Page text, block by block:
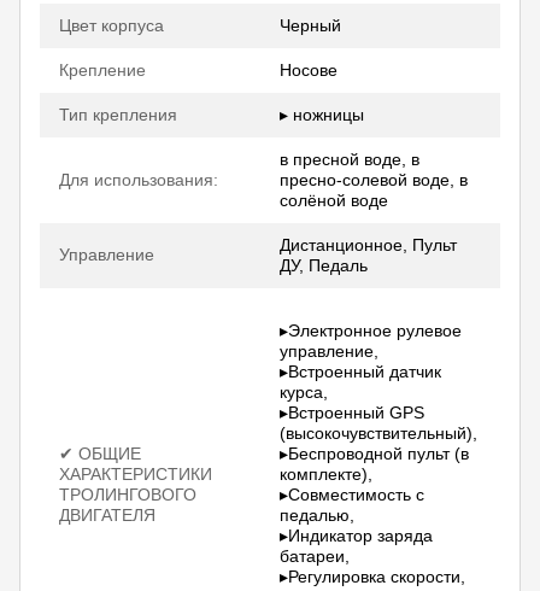
Цвет корпуса Черный
Крепление Носове
Тип крепления ▸ ножницы
Для использования:
в пресной воде, в
пресно-солевой воде, в
солёной воде
Управление
Дистанционное, Пульт
ДУ, Педаль
✔ ОБЩИЕ
ХАРАКТЕРИСТИКИ
ТРОЛИНГОВОГО
ДВИГАТЕЛЯ
▸Электронное рулевое
управление,
▸Встроенный датчик
курса,
▸Встроенный GPS
(высокочувствительный),
▸Беспроводной пульт (в
комплекте),
▸Совместимость с
педалью,
▸Индикатор заряда
батареи,
▸Регулировка скорости,